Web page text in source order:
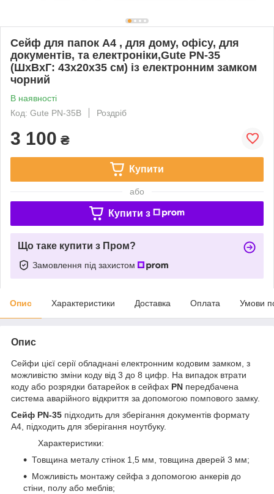
Сейф для папок А4 , для дому, офісу, для
документів, та електроніки,Gute PN-35
(ШхВхГ: 43х20х35 см) із електронним замком
чорний
В наявності
Код: Gute PN-35B
Роздріб
3 100 ₴
Купити
або
Купити з
Що таке купити з Пром?
Замовлення під захистом
Опис Характеристики Доставка Оплата Умови
Опис
Сейфи цієї серії обладнані електронним кодовим замком, з
можливістю зміни коду від 3 до 8 цифр. На випадок втрати
коду або розрядки батарейок в сейфах PN передбачена
система аварійного відкриття за допомогою помпового замку.
Сейф PN-35 підходить для зберігання документів формату
А4, підходить для зберігання ноутбуку.
Характеристики:
Товщина металу стінок 1,5 мм, товщина дверей 3 мм;
Можливість монтажу сейфа з допомогою анкерів до
стіни, полу або меблів;